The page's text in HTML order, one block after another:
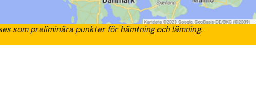
som preliminära punkter för hämtning och lämning.